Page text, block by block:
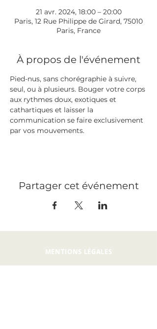
21 avr. 2024, 18:00 – 20:00
Paris, 12 Rue Philippe de Girard, 75010
Paris, France
À propos de l'événement
Pied-nus, sans chorégraphie à suivre,
seul, ou à plusieurs. Bouger votre corps
aux rythmes doux, exotiques et
cathartiques et laisser la
communication se faire exclusivement
par vos mouvements.
Partager cet événement
MENTIONS LÉGALES